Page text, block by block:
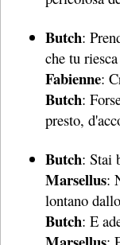
Butch:
che tu
Fabienne:
Butch:
presto,
Butch: Stai
Marsellus:
lontano
Butch: E